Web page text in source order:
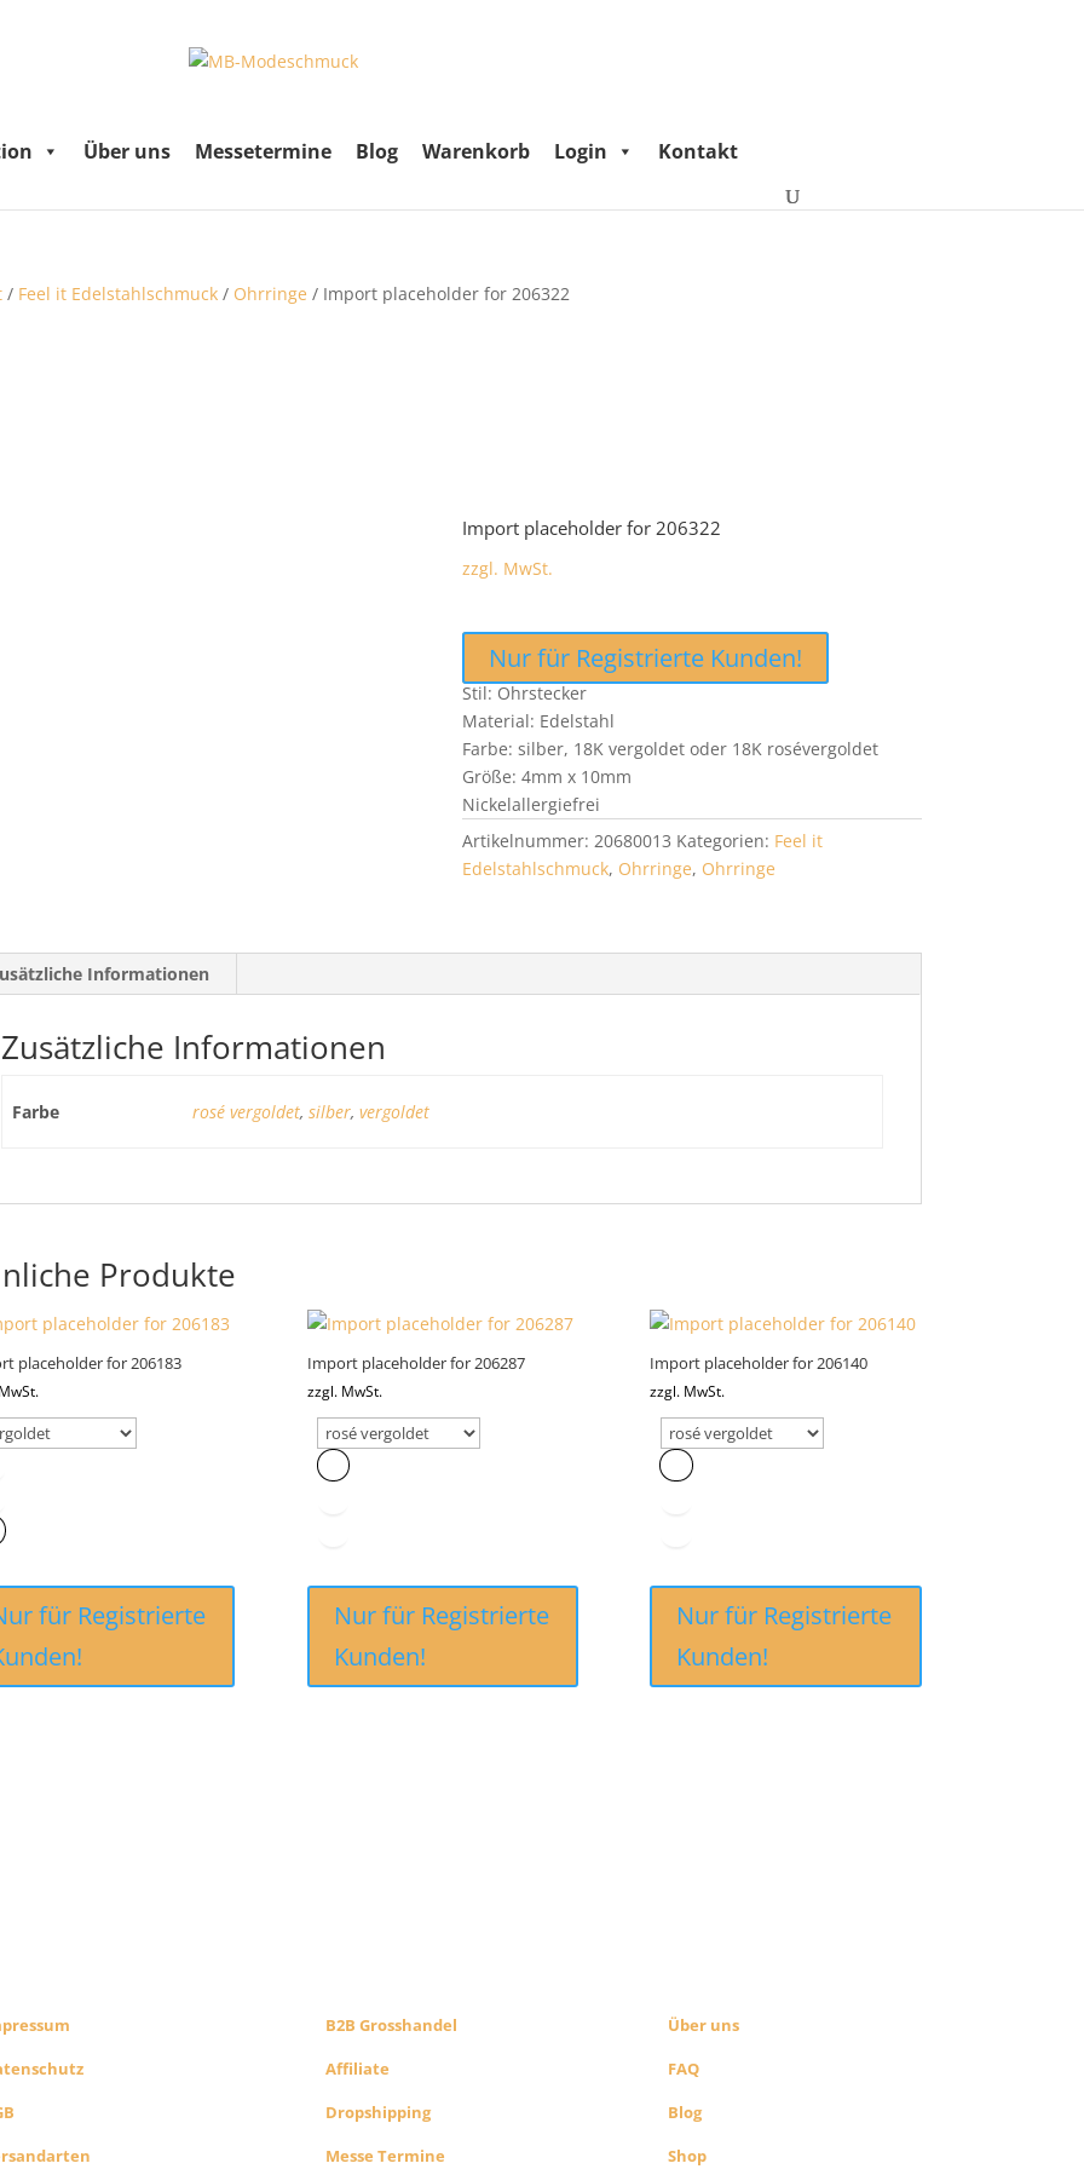
Über uns Messetermine Blog Warenkorb Login Kontakt
/ Feel it Edelstahlschmuck/ Ohrringe / Import placeholder for 206322
Import placeholder for 206322
zzgl. MwSt.
Nur für Registrierte Kunden!
Stil: Ohrstecker
Material: Edelstahl
Farbe: silber, 18K vergoldet oder 18K rosévergoldet
Größe: 4mm x 10mm
Nickelallergiefrei
Artikelnummer: 20680013 Kategorien: Feel it
Edelstahlschmuck, Ohrringe, Ohrringe
Informationen
Zusätzliche Informationen
Farbe rosé vergoldet,silber,vergoldet
Produkte
placeholder for 206183
für Registrierte
Import placeholder for 206287
zzgl. MwSt.
Nur für Registrierte
Kunden!
Import placeholder for 206140
zzgl. MwSt.
Nur für Registrierte
Kunden!
B2B Grosshandel
Affiliate
Dropshipping
Messe Termine
Über uns
FAQ
Blog
Shop